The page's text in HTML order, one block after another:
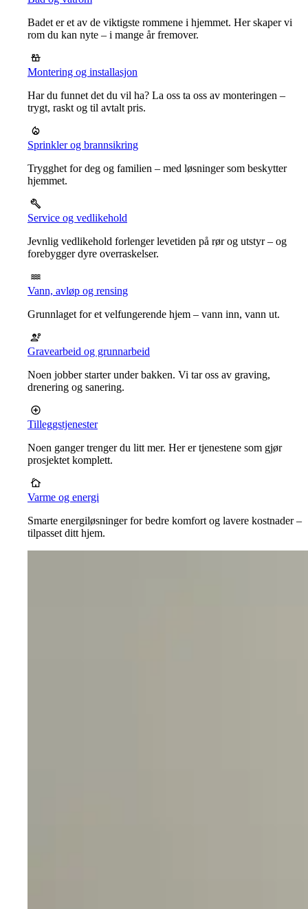
Badet er et av de viktigste rommene i hjemmet. Her skaper vi
rom du kan nyte – i mange år fremover.
Montering og installasjon
Har du funnet det du vil ha? La oss ta oss av monteringen –
trygt, raskt og til avtalt pris.
Sprinkler og brannsikring
Trygghet for deg og familien – med løsninger som beskytter
hjemmet.
Service og vedlikehold
Jevnlig vedlikehold forlenger levetiden på rør og utstyr – og
forebygger dyre overraskelser.
Vann, avløp og rensing
Grunnlaget for et velfungerende hjem – vann inn, vann ut.
Gravearbeid og grunnarbeid
Noen jobber starter under bakken. Vi tar oss av graving,
drenering og sanering.
Tilleggstjenester
Noen ganger trenger du litt mer. Her er tjenestene som gjør
prosjektet komplett.
Varme og energi
Smarte energiløsninger for bedre komfort og lavere kostnader –
tilpasset ditt hjem.